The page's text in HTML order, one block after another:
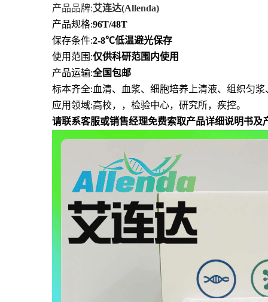
产品品牌:艾连达(Allenda)
产品规格:96T/48T
保存条件:2-8℃低温避光保存
使用范围 :仅供科研范围内使用
产品运输:全国包邮
标本齐全:血清、血浆、细胞培养上清液、组织匀
应用领域:高校，，检验中心，研究所，疾控。
请联系客服或销售经理免费索取产品详细说明书及